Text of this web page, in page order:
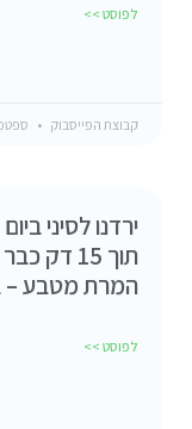
לפוסט >>
קבוצת הפייסבוק ספטמבר
ירדנו לסיני
תוך 15
המרת מטבע –
לפוסט >>